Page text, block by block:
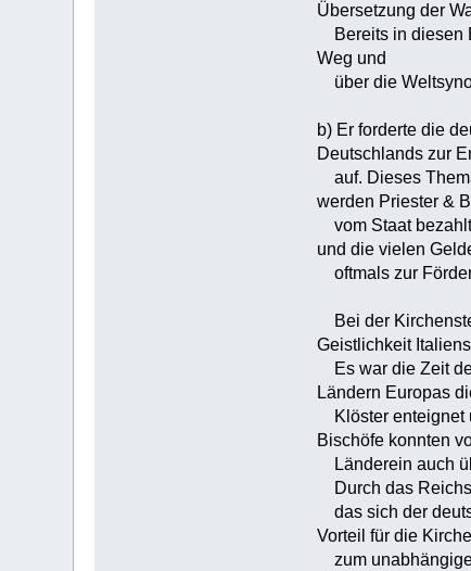
Übersetzung der
Bereits in diesen
Weg und
über die
b) Er forderte die
Deutschlands zur
auf. Dieses
werden Priester &
vom Staat
und die vielen
oftmals zur
Bei der
Geistlichkeit
Es war die Zeit
Ländern Europas
Klöster enteignet
Bischöfe konnten
Länderein auch
Durch das
das sich der
Vorteil für die
zum